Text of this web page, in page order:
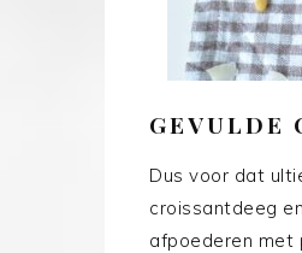
GEVULDE
Dus voor dat
croissantdeeg
afpoederen met